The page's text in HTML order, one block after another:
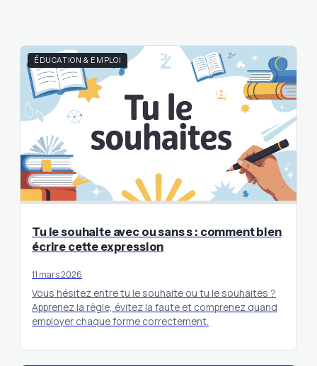
ÉDUCATION & EMPLOI
Tu le souhaite avec ou sans s : comment bien
écrire cette expression
11 mars 2026
Vous hésitez entre tu le souhaite ou tu le souhaites ?
Apprenez la règle, évitez la faute et comprenez quand
employer chaque forme correctement.